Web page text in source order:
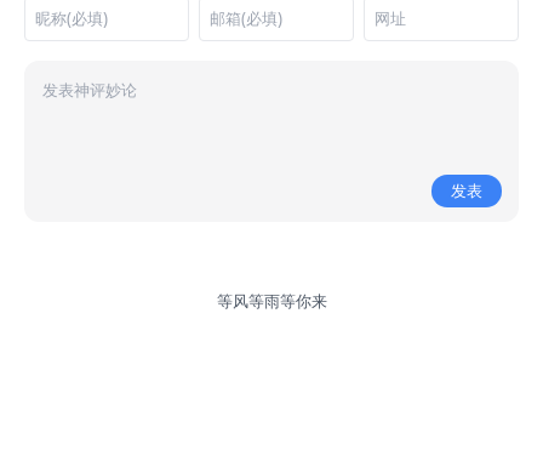
发表
等风等雨等你来